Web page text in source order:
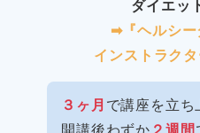
ダイエッ
➡︎『ヘルシー
インストラク
３ヶ月 で講座を立ち
開講後わずか ２週間